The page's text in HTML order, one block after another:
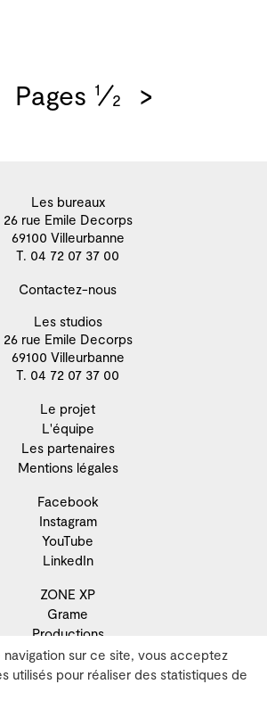
navigation sur ce site, vous acceptez
utilisés pour réaliser des statistiques de
Pages 1
2 >
Les bureaux
26 rue Emile Decorps
69100 Villeurbanne
T. 04 72 07 37 00
Contactez-nous
Les studios
26 rue Emile Decorps
69100 Villeurbanne
T. 04 72 07 37 00
Le projet
L'équipe
Les partenaires
Mentions légales
Facebook
Instagram
YouTube
LinkedIn
ZONE XP
Grame
Productions
Résidence
Recherche